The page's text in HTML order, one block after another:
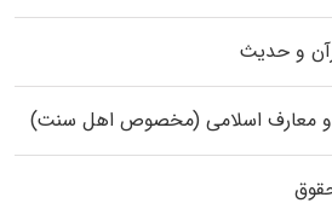
و حدیث
و معارف اسلامی (مخصوص اهل سنت)